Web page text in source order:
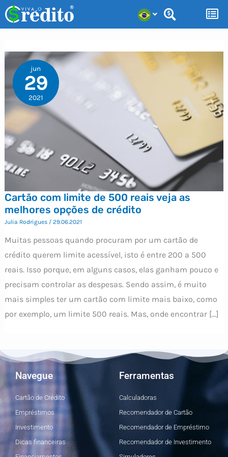
para
conteúdo
jun
29
2021
Cartão com limite de 500 reais veja as
melhores opções de crédito
Julia Rodrigues / 29.06.2021
Muitas pessoas quando procuram por um cartão de
crédito querem limite acessível, isto é entre 200 a 500
reais. Isso porque, em alguns casos, elas ganham pouco e
precisam controlar as despesas. Sendo assim, é muito
mais simples ter um cartão com limite mais baixo, como
por exemplo, um limite 500 reais. Mas, onde encontrar […]
Navegue
Cartão de Crédito
Empréstimos
Investimento
Dicas financeiras
Ferramentas
Calculadoras
Recomendador de Cartão
Recomendador de Empréstimo
Recomendador de Investimento